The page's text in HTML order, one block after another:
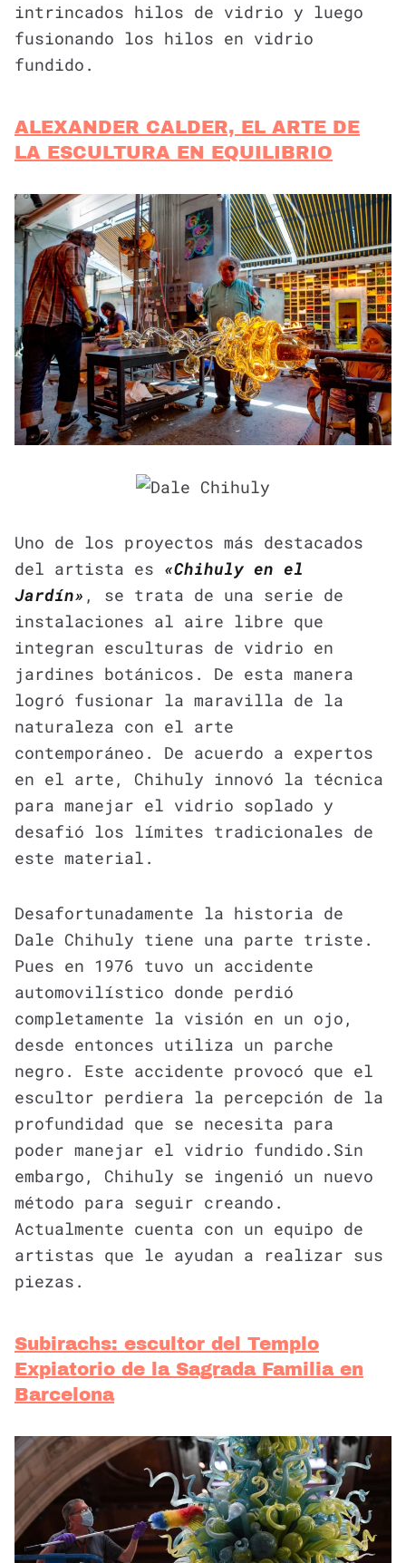
intrincados hilos de vidrio y luego
fusionando los hilos en vidrio
fundido.
ALEXANDER CALDER, EL ARTE DE
LA ESCULTURA EN EQUILIBRIO
Uno de los proyectos más destacados
del artista es «Chihuly en el
Jardín» , se trata de una serie de
instalaciones al aire libre que
integran esculturas de vidrio en
jardines botánicos. De esta manera
logró fusionar la maravilla de la
naturaleza con el arte
contemporáneo. De acuerdo a expertos
en el arte, Chihuly innovó la técnica
para manejar el vidrio soplado y
desafió los límites tradicionales de
este material.
Desafortunadamente la historia de
Dale Chihuly tiene una parte triste.
Pues en 1976 tuvo un accidente
automovilístico donde perdió
completamente la visión en un ojo,
desde entonces utiliza un parche
negro. Este accidente provocó que el
escultor perdiera la percepción de la
profundidad que se necesita para
poder manejar el vidrio fundido.Sin
embargo, Chihuly se ingenió un nuevo
método para seguir creando.
Actualmente cuenta con un equipo de
artistas que le ayudan a realizar sus
piezas.
Subirachs: escultor del Templo
Expiatorio de la Sagrada Familia en
Barcelona